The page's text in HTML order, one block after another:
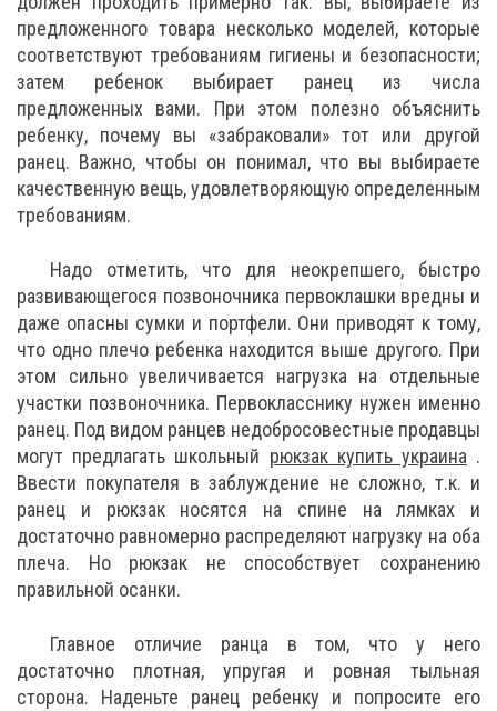
предложенного товара несколько моделей, которые
соответствуют требованиям гигиены и безопасности;
затем ребенок выбирает ранец из числа
предложенных вами. При этом полезно объяснить
ребенку, почему вы «забраковали» тот или другой
ранец. Важно, чтобы он понимал, что вы выбираете
качественную вещь, удовлетворяющую определенным
требованиям.
Надо отметить, что для неокрепшего, быстро
развивающегося позвоночника первоклашки вредны и
даже опасны сумки и портфели. Они приводят к тому,
что одно плечо ребенка находится выше другого. При
этом сильно увеличивается нагрузка на отдельные
участки позвоночника. Первокласснику нужен именно
ранец. Под видом ранцев недобросовестные продавцы
могут предлагать школьный рюкзак купить украина.
Ввести покупателя в заблуждение не сложно, т.к. и
ранец и рюкзак носятся на спине на лямках и
достаточно равномерно распределяют нагрузку на оба
плеча. Но рюкзак не способствует сохранению
правильной осанки.
Главное отличие ранца в том, что у него
достаточно плотная, упругая и ровная тыльная
сторона. Наденьте ранец ребенку и попросите его